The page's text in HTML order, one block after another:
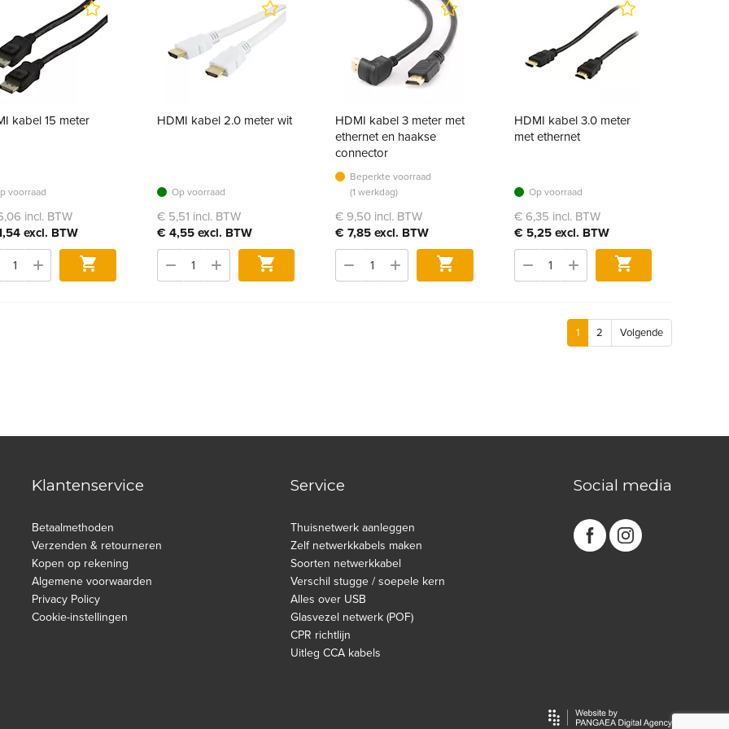
kabel 15 meter
voorraad
incl. BTW
excl. BTW
Bestel
HDMI kabel 2.0 meter wit
Op voorraad
€ 5,51 incl. BTW
€ 4,55 excl. BTW
Bestel
HDMI kabel 3 meter met
ethernet en haakse
connector
Beperkte voorraad
(1 werkdag)
€ 9,50 incl. BTW
€ 7,85 excl. BTW
Bestel
HDMI kabel 3.0 meter
met ethernet
Op voorraad
€ 6,35 incl. BTW
€ 5,25 excl. BTW
Bestel
1 2 Volgende
Klantenservice
Betaalmethoden
Verzenden & retourneren
Kopen op rekening
Algemene voorwaarden
Privacy Policy
Cookie-instellingen
Service
Thuisnetwerk aanleggen
Zelf netwerkkabels maken
Soorten netwerkkabel
Verschil stugge / soepele kern
Alles over USB
Glasvezel netwerk (POF)
CPR richtlijn
Uitleg CCA kabels
Social media